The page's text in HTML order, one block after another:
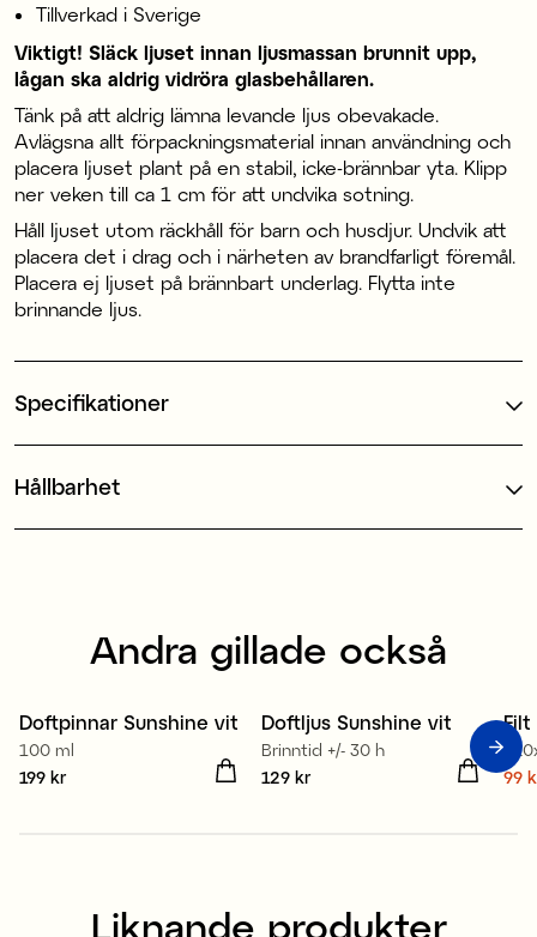
Tillverkad i Sverige
Viktigt! Släck ljuset innan ljusmassan brunnit upp,
lågan ska aldrig vidröra glasbehållaren.
Tänk på att aldrig lämna levande ljus obevakade.
Avlägsna allt förpackningsmaterial innan användning och
placera ljuset plant på en stabil, icke-brännbar yta. Klipp
ner veken till ca 1 cm för att undvika sotning.
Håll ljuset utom räckhåll för barn och husdjur. Undvik att
placera det i drag och i närheten av brandfarligt föremål.
Placera ej ljuset på brännbart underlag. Flytta inte
brinnande ljus.
Specifikationer
Hållbarhet
Andra gillade också
Doftpinnar Sunshine vit
100 ml
Pris :199 kr
199 kr
Doftljus Sunshine vit
Brinntid +/- 30 h
Pris :129 kr
129 kr
Filt
99
Liknande produkter